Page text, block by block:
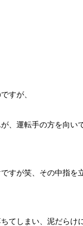
すが、
、運転手の方を向い
すが笑、その中指を
てしまい、泥だらけ